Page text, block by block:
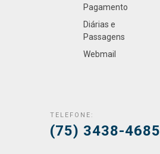
Pagamento
Diárias e
Passagens
Webmail
TELEFONE:
(75) 3438-4685